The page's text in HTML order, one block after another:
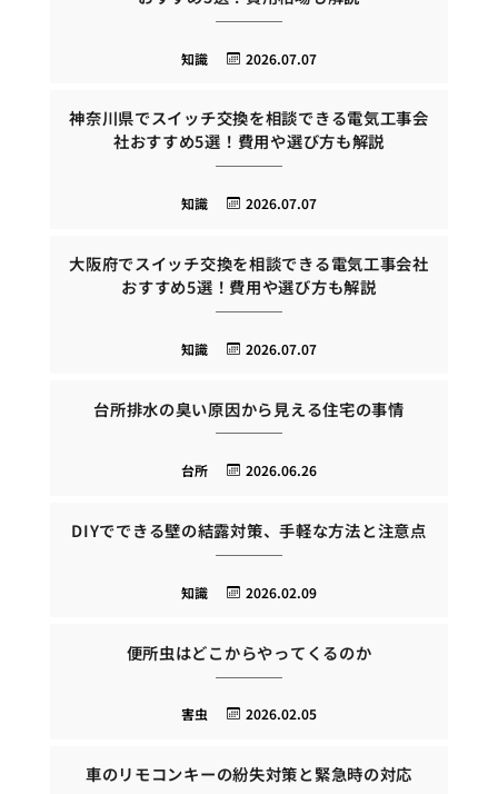
2026.07.07
知識
神奈川県でスイッチ交換を相談できる電気工事会
社おすすめ5選！費用や選び方も解説
2026.07.07
知識
大阪府でスイッチ交換を相談できる電気工事会社
おすすめ5選！費用や選び方も解説
2026.07.07
知識
台所排水の臭い原因から見える住宅の事情
2026.06.26
台所
DIYでできる壁の結露対策、手軽な方法と注意点
2026.02.09
知識
便所虫はどこからやってくるのか
2026.02.05
害虫
車のリモコンキーの紛失対策と緊急時の対応